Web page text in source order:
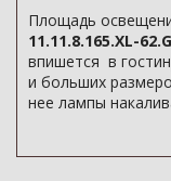
Площадь
11.11.8.165.XL-
впишется в
и больших
нее лампы